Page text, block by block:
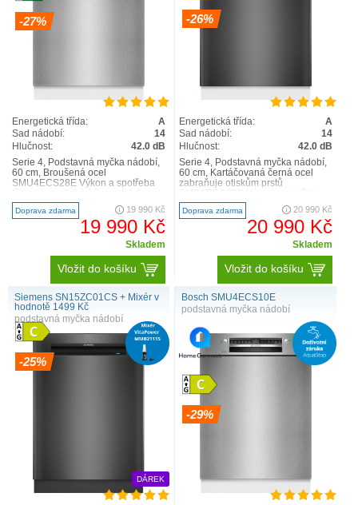
-27%
Energetická třída:
A
Sad nádobí:
14
Hlučnost:
42.0 dB
Serie 4, Podstavná myčka nádobí,
60 cm, Broušená ocel
SMU4ECS28E Výkon a spotřeba
energie2 / voda3: 54 kWh / 9..
Doprava zdarma 19 990 Kč
19 990 Kč
Skladem
Vložit do košíku
-26%
Energetická třída:
A
Sad nádobí:
14
Hlučnost:
42.0 dB
Serie 4, Podstavná myčka nádobí,
60 cm, Kartáčovaná černá ocel
zabraňuje otiskům prstů
třída energetické účinnosti:..
Doprava zdarma 20 990 Kč
20 990 Kč
Skladem
Vložit do košíku
Siemens SN15ZC01CS + Mixér v
hodnotě 1499 Kč
podstavná myčka nádobí
-25%
DÁREK
Bosch SMU4ECS10E
podstavná myčka nádobí
-29%